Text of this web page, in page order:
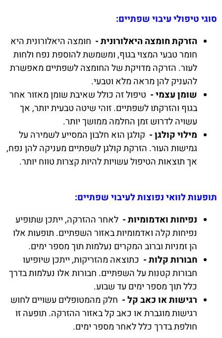
סוגי טיפולי עיבוי שפתיים:
הזרקת חומצה היאלורונית - חומצה היאלורונית היא
חומר טבעי המצוי בגוף, ומשמשת להוספת נפח ולחות
לעור. הזרקה מדויקת של החומצה לשפתיים מאפשרת
להעניק להן מראה מלא וטבעי.
שומן עצמי - טיפול זה כולל שאיבת שומן מאזור אחר
בגוף והזרקתו לשפתיים. זוהי שיטה טבעית יותר, אך
עשויה לדרוש זמן החלמה ממושך יותר.
מילוי קולגן - קולגן הוא חלבון המסייע לשמירה על
גמישות העור. הזרקת קולגן לשפתיים מעניקה להן נפח,
אך תוצאות הטיפול עשויות להיות קצרות טווח יותר.
תופעות לוואי נפוצות לעיבוי שפתיים:
נפיחות ואדמומיות - לאחר ההזרקה, ייתכן שתופיע
נפיחות קלה ואדמומיות באזור השפתיים. תופעות אלו
הן זמניות וברוב המקרים נעלמות תוך מספר ימים.
חבורות קלות - כתוצאה מהזריקות, ייתכן שיופיעו
חבורות קטנות על השפתיים. חבורות אלו נעלמות בדרך
כלל תוך מספר ימים עד שבוע.
רגישות או כאב קל - חלק מהמטופלים עשויים לחוש
רגישות מוגברת או כאב קל באזור ההזרקה. תופעה זו
חולפת בדרך כלל לאחר מספר ימים.